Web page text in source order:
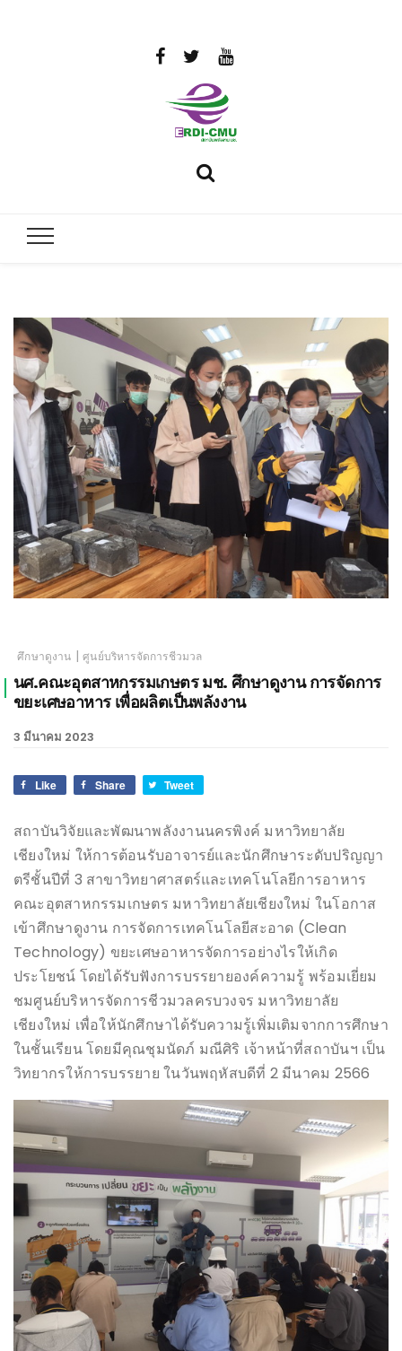
พิงค์
มหาวิทยาลัย
เชียงใหม่
ศึกษาดูงาน | ศูนย์บริหารจัดการชีวมวล
นศ.คณะอุตสาหกรรมเกษตร มช. ศึกษาดูงาน การจัดการ
ขยะเศษอาหาร เพื่อผลิตเป็นพลังงาน
3 มีนาคม 2023
Like Share Tweet
สถาบันวิจัยและพัฒนาพลังงานนครพิงค์ มหาวิทยาลัย
เชียงใหม่ ให้การต้อนรับอาจารย์และนักศึกษาระดับปริญญา
ตรีชั้นปีที่ 3 สาขาวิทยาศาสตร์และเทคโนโลยีการอาหาร
คณะอุตสาหกรรมเกษตร มหาวิทยาลัยเชียงใหม่ ในโอกาส
เข้าศึกษาดูงาน การจัดการเทคโนโลยีสะอาด (Clean
Technology) ขยะเศษอาหารจัดการอย่างไรให้เกิด
ประโยชน์ โดยได้รับฟังการบรรยายองค์ความรู้ พร้อมเยี่ยม
ชมศูนย์บริหารจัดการชีวมวลครบวงจร มหาวิทยาลัย
เชียงใหม่ เพื่อให้นักศึกษาได้รับความรู้เพิ่มเติมจากการศึกษา
ในชั้นเรียน โดยมีคุณชุมนัดภ์ มณีศิริ เจ้าหน้าที่สถาบันฯ เป็น
วิทยากรให้การบรรยาย ในวันพฤหัสบดีที่ 2 มีนาคม 2566